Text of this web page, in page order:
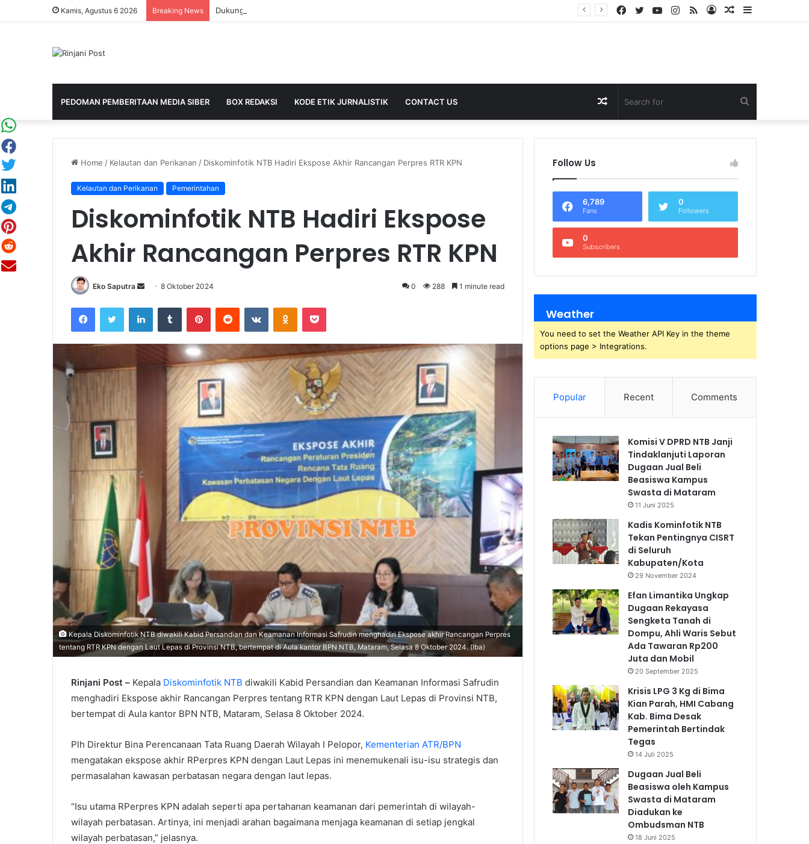
Kamis, Agustus 6 2026 Breaking News
Random
Log
RSS
Instagram
YouTube
Twitter
Facebook
PEDOMAN PEMBERITAAN MEDIA SIBER BOX REDAKSI KODE ETIK JURNALISTIK CONTACT US
for
Random
Article
Home / Kelautan dan Perikanan / Diskominfotik NTB Hadiri Ekspose Akhir Rancangan Perpres RTR KPN
Kelautan dan Perikanan Pemerintahan
Diskominfotik NTB Hadiri Ekspose
Akhir Rancangan Perpres RTR KPN
Eko Saputra
Send8 Oktober 2024 0 288 1 minute read
FacebookTwitter LinkedIn Tumblr PinterestReddit VKontakteOdnoklassniki
Kepala Diskominfotik NTB diwakili Kabid Persandian dan Keamanan Informasi Safrudin menghadiri Ekspose akhir Rancangan Perpres
tentang RTR KPN dengan Laut Lepas di Provinsi NTB, bertempat di Aula kantor BPN NTB, Mataram, Selasa 8 Oktober 2024. (Iba)
Rinjani Post – Kepala Diskominfotik NTB diwakili Kabid Persandian dan Keamanan Informasi Safrudin
menghadiri Ekspose akhir Rancangan Perpres tentang RTR KPN dengan Laut Lepas di Provinsi NTB,
bertempat di Aula kantor BPN NTB, Mataram, Selasa 8 Oktober 2024.
Plh Direktur Bina Perencanaan Tata Ruang Daerah Wilayah I Pelopor, Kementerian ATR/BPN
mengatakan ekspose akhir RPerpres KPN dengan Laut Lepas ini menemukenali isu-isu strategis dan
permasalahan kawasan perbatasan negara dengan laut lepas.
“Isu utama RPerpres KPN adalah seperti apa pertahanan keamanan dari pemerintah di wilayah-
wilayah perbatasan. Artinya, ini menjadi arahan bagaimana menjaga keamanan di setiap jengkal
wilayah perbatasan,” jelasnya.
Follow Us
6,789
Fans
0
Followers
0
Subscribers
Weather
You need to set the Weather API Key in the theme
options page > Integrations.
Popular Recent Comments
Komisi V DPRD NTB Janji
Tindaklanjuti Laporan
Dugaan Jual Beli
Beasiswa Kampus
Swasta di Mataram
11 Juni 2025
Kadis Kominfotik NTB
Tekan Pentingnya CISRT
di Seluruh
Kabupaten/Kota
29 November 2024
Efan Limantika Ungkap
Dugaan Rekayasa
Sengketa Tanah di
Dompu, Ahli Waris Sebut
Ada Tawaran Rp200
Juta dan Mobil
20 September 2025
Krisis LPG 3 Kg di Bima
Kian Parah, HMI Cabang
Kab. Bima Desak
Pemerintah Bertindak
Tegas
14 Juli 2025
Dugaan Jual Beli
Beasiswa oleh Kampus
Swasta di Mataram
Diadukan ke
Ombudsman NTB
18 Juni 2025